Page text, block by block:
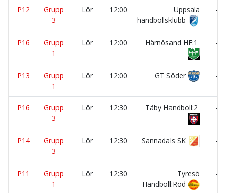
P12
Grupp
3
Lör 12:00
Uppsala
handbollsklubb
-
P16
Grupp
1
Lör 12:00 Härnösand HF:1 -
P13
Grupp
1
Lör 12:00 GT Söder -
P16
Grupp
3
Lör 12:30 Täby Handboll:2 -
P14
Grupp
3
Lör 12:30 Sannadals SK -
P11
Grupp
1
Lör 12:30
Tyresö
Handboll:Röd
-